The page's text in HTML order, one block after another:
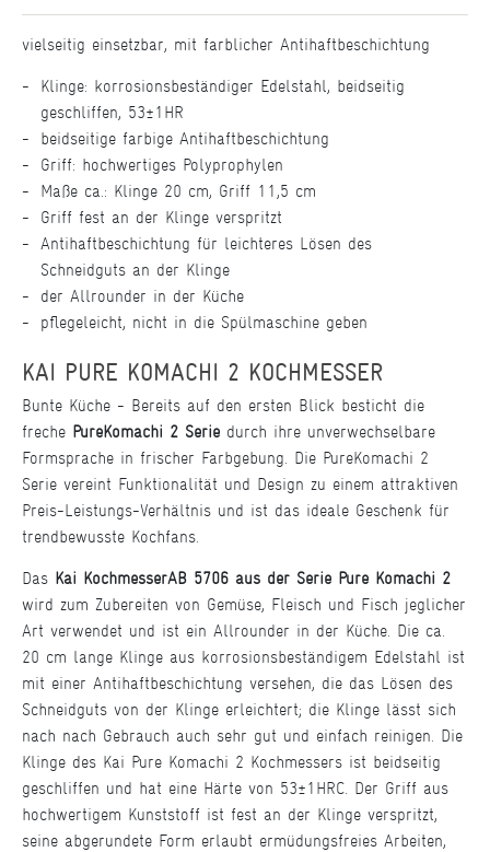
vielseitig einsetzbar, mit farblicher Antihaftbeschichtung
Klinge: korrosionsbeständiger Edelstahl, beidseitig
geschliffen, 53±1HR
beidseitige farbige Antihaftbeschichtung
Griff: hochwertiges Polyprophylen
Maße ca.: Klinge 20 cm, Griff 11,5 cm
Griff fest an der Klinge verspritzt
Antihaftbeschichtung für leichteres Lösen des
Schneidguts an der Klinge
der Allrounder in der Küche
pflegeleicht, nicht in die Spülmaschine geben
KAI PURE KOMACHI 2 KOCHMESSER
Bunte Küche - Bereits auf den ersten Blick besticht die
freche PureKomachi 2 Serie durch ihre unverwechselbare
Formsprache in frischer Farbgebung. Die PureKomachi 2
Serie vereint Funktionalität und Design zu einem attraktiven
Preis-Leistungs-Verhältnis und ist das ideale Geschenk für
trendbewusste Kochfans.
Das Kai KochmesserAB 5706 aus der Serie Pure Komachi 2
wird zum Zubereiten von Gemüse, Fleisch und Fisch jeglicher
Art verwendet und ist ein Allrounder in der Küche. Die ca.
20 cm lange Klinge aus korrosionsbeständigem Edelstahl ist
mit einer Antihaftbeschichtung versehen, die das Lösen des
Schneidguts von der Klinge erleichtert; die Klinge lässt sich
nach nach Gebrauch auch sehr gut und einfach reinigen. Die
Klinge des Kai Pure Komachi 2 Kochmessers ist beidseitig
geschliffen und hat eine Härte von 53±1HRC. Der Griff aus
hochwertigem Kunststoff ist fest an der Klinge verspritzt,
seine abgerundete Form erlaubt ermüdungsfreies Arbeiten,